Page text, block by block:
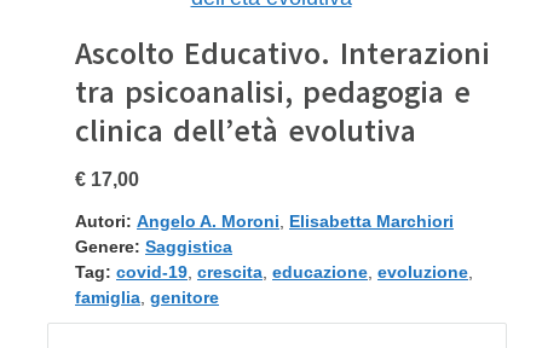
Ascolto Educativo. Interazioni
tra psicoanalisi, pedagogia e
clinica dell’età evolutiva
€ 17,00
Autori: Angelo A. Moroni
Elisabetta Marchiori
Genere: Saggistica
Tag: covid-19 crescita educazione evoluzione
famiglia genitore